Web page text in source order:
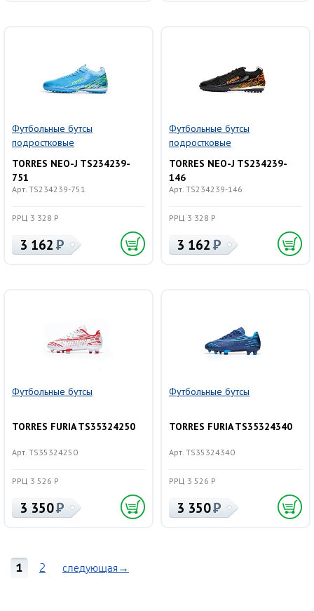
Футбольные бутсы
подростковые
TORRES NEO-J TS234239-
751
Арт. TS234239-751
РРЦ 3 328 Р
3 162
Футбольные бутсы
подростковые
TORRES NEO-J TS234239-
146
Арт. TS234239-146
РРЦ 3 328 Р
3 162
Футбольные бутсы
TORRES FURIA TS35324250
Арт. TS35324250
РРЦ 3 526 Р
3 350
Футбольные бутсы
TORRES FURIA TS35324340
Арт. TS35324340
РРЦ 3 526 Р
3 350
1 2 следующая→